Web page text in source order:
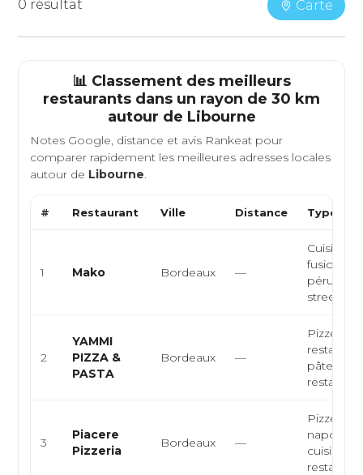
0 résultat Carte
📊 Classement des meilleurs
restaurants dans un rayon de 30 km
autour de Libourne
Notes Google, distance et avis Rankeat pour
comparer rapidement les meilleures adresses locales
autour de Libourne.
# Restaurant Ville Distance Type de
1 Mako Bordeaux —
Cuisine
fusion
2
YAMMI
PIZZA &
PASTA
Bordeaux —
Pizzeria
pâtes,
3
Piacere
Pizzeria
Bordeaux —
Pizzeria
cuisine